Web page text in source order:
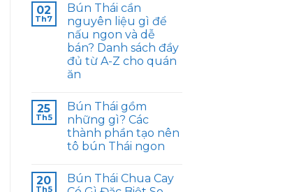
02
Th7
Bún Thái cần
nguyên liệu gì để
nấu ngon và dễ
bán? Danh sách đầy
đủ từ A-Z cho quán
ăn
25
Th5
Bún Thái gồm
những gì? Các
thành phần tạo nên
tô bún Thái ngon
20
Th5
Bún Thái Chua Cay